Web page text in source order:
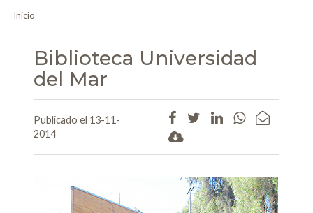
Inicio
Biblioteca Universidad
del Mar
Publicado el 13-11-
2014